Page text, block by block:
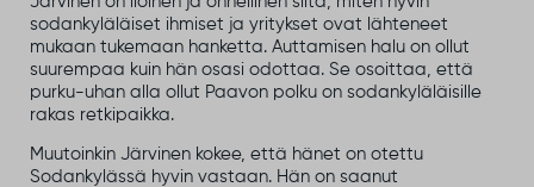
sodankyläläiset ihmiset ja yritykset ovat lähteneet
mukaan tukemaan hanketta. Auttamisen halu on ollut
suurempaa kuin hän osasi odottaa. Se osoittaa, että
purku-uhan alla ollut Paavon polku on sodankyläläisille
rakas retkipaikka.
Muutoinkin Järvinen kokee, että hänet on otettu
Sodankylässä hyvin vastaan. Hän on saanut